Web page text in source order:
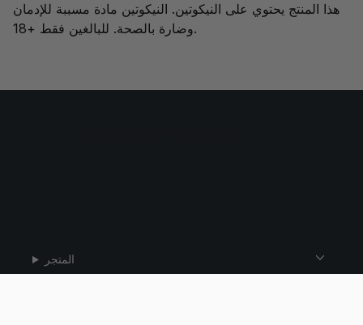
هذا المنتج يحتوي على النيكوتين. النيكوتين مادة مسببة للإدمان
وضارة بالصحة. للبالغين فقط +18.
المتجر